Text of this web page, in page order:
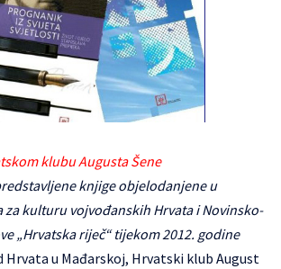
klubu Augusta Šene
knjige objelodanjene u
za kulturu vojvođanskih Hrvata i Novinsko-
„Hrvatska riječ“ tijekom 2012. godine
Hrvata u Mađarskoj, Hrvatski klub August